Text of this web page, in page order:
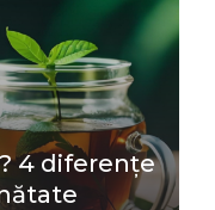
4 diferențe